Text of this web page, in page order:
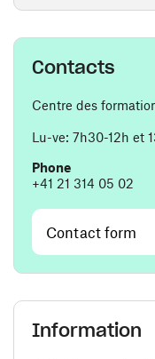
Contacts
Centre des
Lu-ve: 7h30-12h et
Phone
+41 21 314 05 02
Contact form
Information